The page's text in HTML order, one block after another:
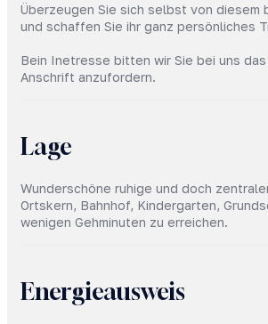
Überzeugen Sie sich selbst von diesem
und schaffen Sie ihr ganz persönliches
Bein Inetresse bitten wir Sie bei uns
Anschrift anzufordern.
Lage
Wunderschöne ruhige und doch
Ortskern, Bahnhof, Kindergarten,
wenigen Gehminuten zu erreichen.
Energieausweis